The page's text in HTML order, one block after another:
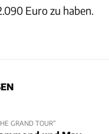
Euro zu haben.
GRAND TOUR“